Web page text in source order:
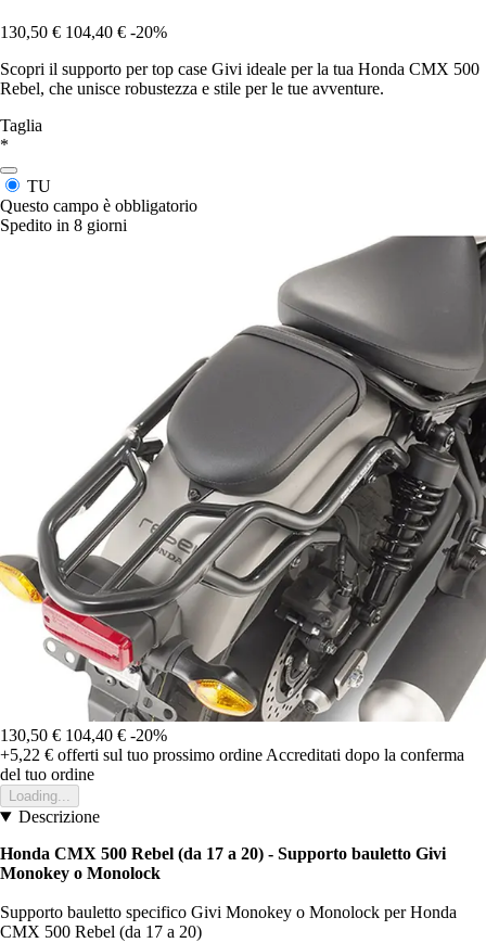
130,50 € 104,40 € -20%
Scopri il supporto per top case Givi ideale per la tua Honda CMX 500
Rebel, che unisce robustezza e stile per le tue avventure.
Taglia
*
TU
Questo campo è obbligatorio
Spedito in 8 giorni
130,50 € 104,40 € -20%
+5,22 € offerti sul tuo prossimo ordine Accreditati dopo la conferma
del tuo ordine
Loading...
Descrizione
Honda CMX 500 Rebel (da 17 a 20) - Supporto bauletto Givi
Monokey o Monolock
Supporto bauletto specifico Givi Monokey o Monolock per Honda
CMX 500 Rebel (da 17 a 20)